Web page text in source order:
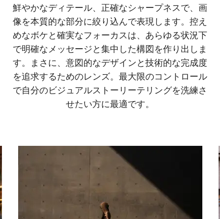
鮮やかなディテール、正確なシャープネスで、画
像を本質的な部分に絞り込んで表現します。控え
めなボケと確実なフォーカスは、あらゆる状況下
で明確なメッセージと集中した構図を作り出しま
す。まさに、意図的なデザインと技術的な完成度
を追求するためのレンズ。最大限のコントロール
で自分のビジュアルストーリーテリングを洗練さ
せたい方に最適です。